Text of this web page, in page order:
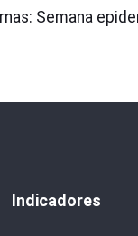
Semana
Indicadores